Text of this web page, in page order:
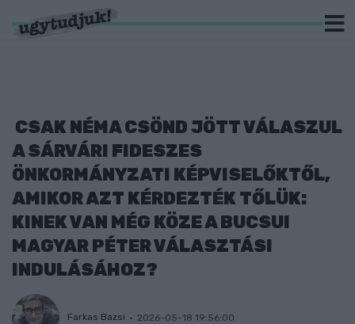
CSAK NÉMA CSÖND JÖTT VÁLASZUL
A SÁRVÁRI FIDESZES
ÖNKORMÁNYZATI KÉPVISELŐKTŐL,
AMIKOR AZT KÉRDEZTÉK TŐLÜK:
KINEK VAN MÉG KÖZE A BUCSUI
MAGYAR PÉTER VÁLASZTÁSI
INDULÁSÁHOZ?
Farkas Bazsi 2026-05-18 19:56:00